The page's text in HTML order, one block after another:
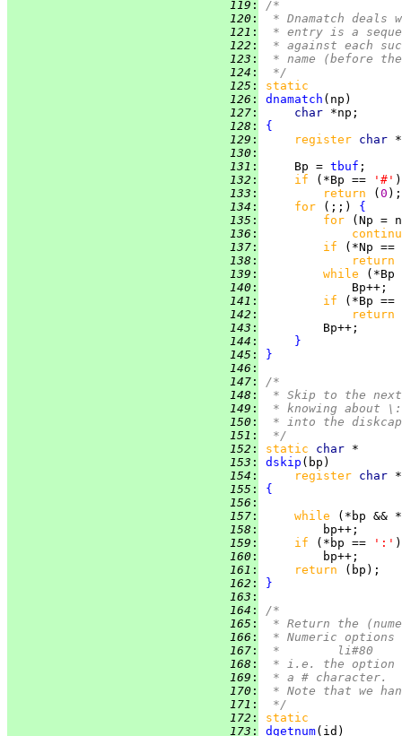
119 :
/*
120 :
* Dnamatch
121 :
* entry is a
122 :
* against each
123 :
* name (before
124 :
*/
125 :
static
126 : dnamatch
127 : char
128 :
{
129 : register char
130 :
131 :
     Bp =
tbuf
132 : if (*Bp ==
'#'
133 : return ( 0
134 : for (;;) {
135 :
for
136 :
137 : if
(*Np ==
138 :
return
139 : while
(*Bp
140 :
141 : if
(*Bp ==
142 :
return
143 :
144 :
}
145 :
}
146 :
147 :
/*
148 :
* Skip to the
149 :
* knowing about
150 :
* into the
151 :
*/
152 : static char
153 : dskip
154 : register char
155 :
{
156 :
157 : while
(*bp &&
158 :
159 : if (*bp ==
':'
160 :
161 : return
162 :
}
163 :
164 :
/*
165 :
* Return the
166 :
* Numeric
167 :
*	li#80
168 :
* i.e. the option
169 :
* a # character.
170 :
* Note that we
171 :
*/
172 :
static
173 : dgetnum